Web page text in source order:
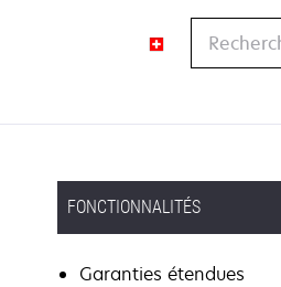
Recherche
FONCTIONNALITÉS
Garanties étendues